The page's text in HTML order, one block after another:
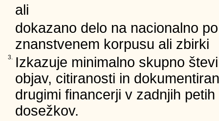
ali
dokazano delo na nacionalno
znanstvenem korpusu ali zbirki
3.
Izkazuje minimalno skupno
objav, citiranosti in
drugimi financerji v zadnjih
dosežkov.